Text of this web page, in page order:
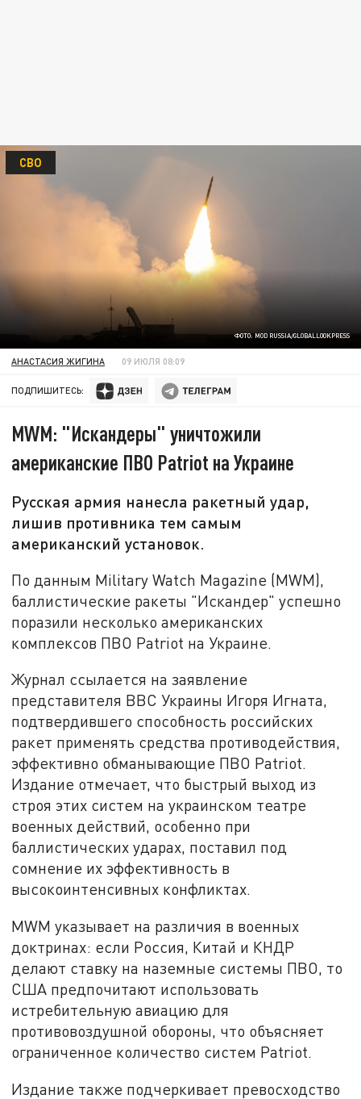
ФОТО: MOD RUSSIA/GLOBALLOOKPRESS
СВО
АНАСТАСИЯ ЖИГИНА 09 ИЮЛЯ 08:09
ПОДПИШИТЕСЬ:
MWM: "Искандеры" уничтожили
американские ПВО Patriot на Украине
Русская армия нанесла ракетный удар,
лишив противника тем самым
американский установок.
По данным Military Watch Magazine (MWM),
баллистические ракеты "Искандер" успешно
поразили несколько американских
комплексов ПВО Patriot на Украине.
Журнал ссылается на заявление
представителя ВВС Украины Игоря Игната,
подтвердившего способность российских
ракет применять средства противодействия,
эффективно обманывающие ПВО Patriot.
Издание отмечает, что быстрый выход из
строя этих систем на украинском театре
военных действий, особенно при
баллистических ударах, поставил под
сомнение их эффективность в
высокоинтенсивных конфликтах.
MWM указывает на различия в военных
доктринах: если Россия, Китай и КНДР
делают ставку на наземные системы ПВО, то
США предпочитают использовать
истребительную авиацию для
противовоздушной обороны, что объясняет
ограниченное количество систем Patriot.
Издание также подчеркивает превосходство